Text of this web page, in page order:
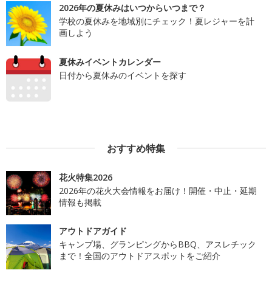
2026年の夏休みはいつからいつまで？
学校の夏休みを地域別にチェック！夏レジャーを計
画しよう
夏休みイベントカレンダー
日付から夏休みのイベントを探す
おすすめ特集
花火特集2026
2026年の花火大会情報をお届け！開催・中止・延期
情報も掲載
アウトドアガイド
キャンプ場、グランピングからBBQ、アスレチック
まで！全国のアウトドアスポットをご紹介